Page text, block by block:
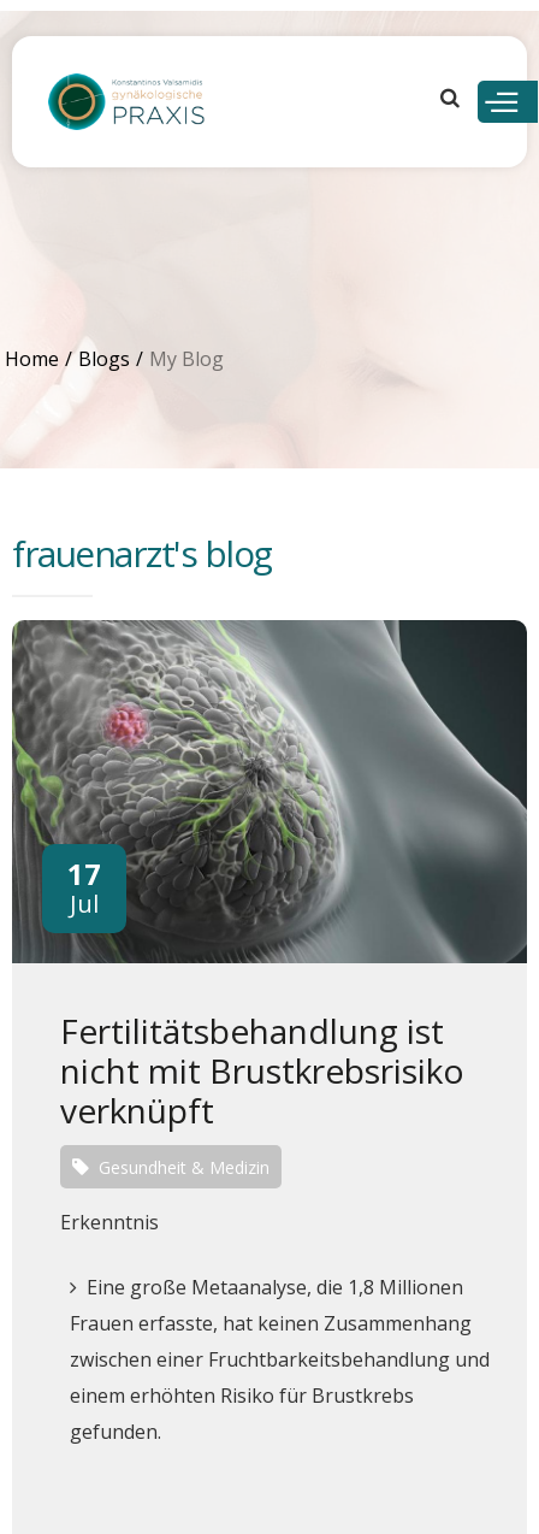
Skip to
content
Home Blogs My Blog
frauenarzt's blog
17
Jul
Fertilitätsbehandlung ist
nicht mit Brustkrebsrisiko
verknüpft
Gesundheit & Medizin
Erkenntnis
Eine große Metaanalyse, die 1,8 Millionen
Frauen erfasste, hat keinen Zusammenhang
zwischen einer Fruchtbarkeitsbehandlung und
einem erhöhten Risiko für Brustkrebs
gefunden.